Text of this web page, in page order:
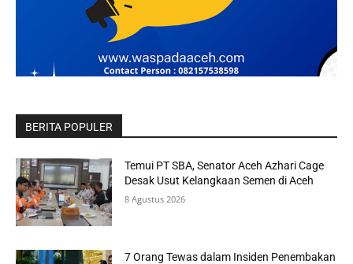
BERITA POPULER
Temui PT SBA, Senator Aceh Azhari Cage
Desak Usut Kelangkaan Semen di Aceh
8 Agustus 2026
7 Orang Tewas dalam Insiden Penembakan